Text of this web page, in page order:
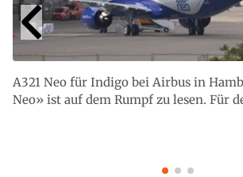
A321 Neo für Indigo bei Airbus in
Neo» ist auf dem Rumpf zu lesen. Für